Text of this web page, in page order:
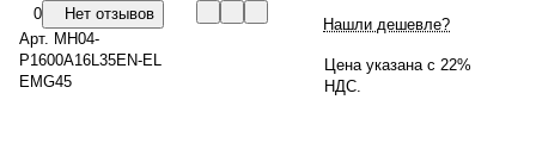
0
Нет отзывов
Арт. MH04-
P1600A16L35EN-EL
EMG45
Нашли дешевле?
Цена указана с 22%
НДС.